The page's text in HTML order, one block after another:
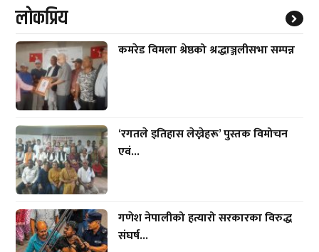
लाेकप्रिय
कमरेड विमला श्रेष्ठको श्रद्धाञ्जलीसभा सम्पन्न
‘रगतले इतिहास लेख्नेहरू’ पुस्तक विमोचन
एवं...
गणेश नेपालीको हत्यारो सरकारका विरुद्ध
संघर्ष...